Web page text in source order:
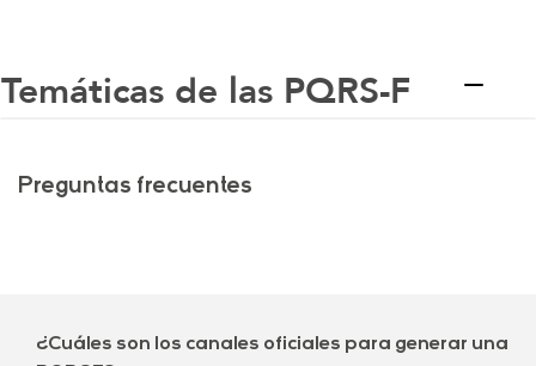
Temáticas de las PQRS-F
Preguntas frecuentes
¿Cuáles son los canales oficiales para generar una